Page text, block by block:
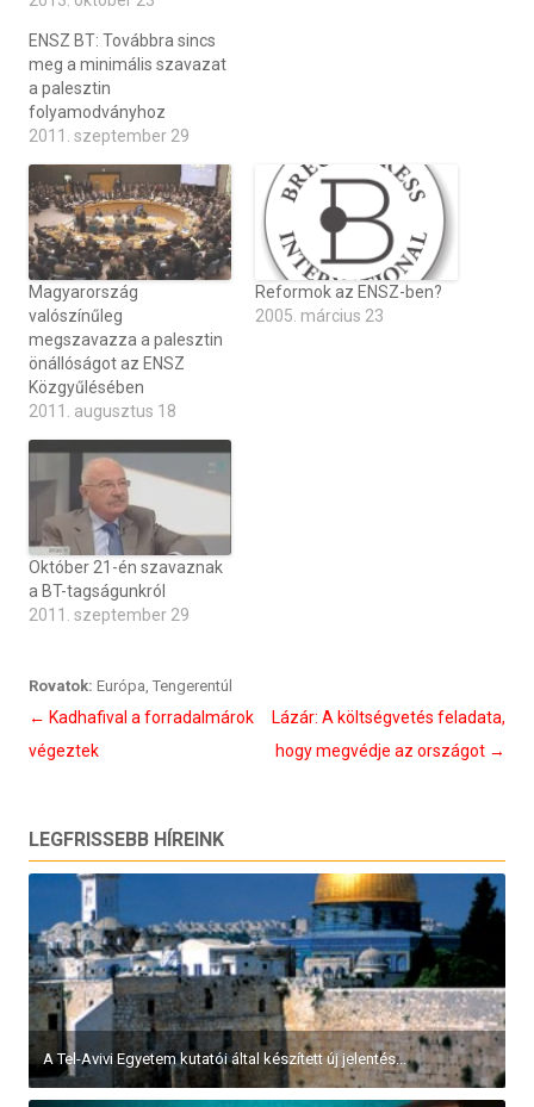
ENSZ BT: Továbbra sincs
meg a minimális szavazat
a palesztin
folyamodványhoz
2011. szeptember 29
Magyarország
valószínűleg
megszavazza a palesztin
önállóságot az ENSZ
Közgyűlésében
2011. augusztus 18
Reformok az ENSZ-ben?
2005. március 23
Október 21-én szavaznak
a BT-tagságunkról
2011. szeptember 29
Rovatok: Európa, Tengerentúl
Bejegyzés
navigáció
← Kadhafival a forradalmárok
végeztek
Lázár: A költségvetés feladata,
hogy megvédje az országot →
LEGFRISSEBB HÍREINK
A Tel-Avivi Egyetem kutatói által készített új jelentés...